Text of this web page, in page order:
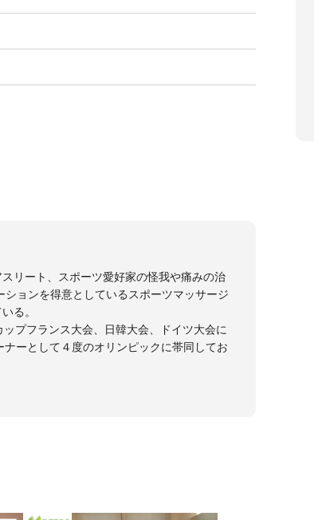
リート、スポーツ愛好家の怪我や痛みの治
ョンを得意としているスポーツマッサージ
る。
プフランス大会、日韓大会、ドイツ大会に
ーとして４度のオリンピックに帯同してお
して掲げ、世の中の人々の『健康』をあら